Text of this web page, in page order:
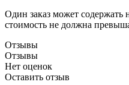
Один заказ может содержать
стоимость не должна
Отзывы
Отзывы
Нет оценок
Оставить отзыв